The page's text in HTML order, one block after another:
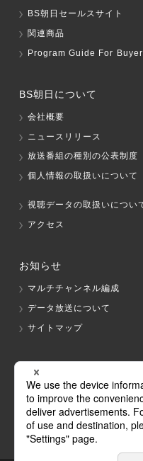
BS朝日セールスサイト
関連商品
Program Guide For
BS朝日について
会社概要
ニュースリリース
放送番組の種別の公表制度
個人情報の取扱いについて
視聴データの取扱いについ
アクセス
お知らせ
マルチチャンネル編成
データ放送について
サイトマップ
グループ会社
テレビ朝日